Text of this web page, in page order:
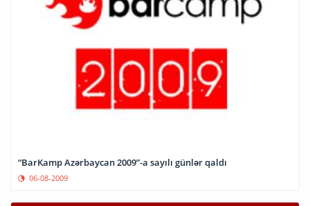
“BarKamp Azərbaycan 2009”-a sayılı günlər qaldı
06-08-2009